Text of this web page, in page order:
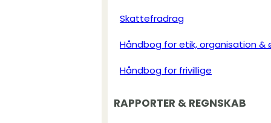
Skattefradrag
Håndbog for etik, organisation &
Håndbog for frivillige
RAPPORTER & REGNSKAB